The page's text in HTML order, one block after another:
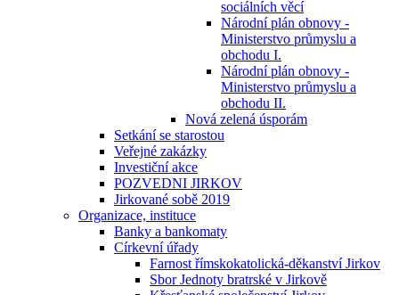
sociálních věcí
Národní plán obnovy -
Ministerstvo průmyslu a
obchodu I.
Národní plán obnovy -
Ministerstvo průmyslu a
obchodu II.
Nová zelená úsporám
Setkání se starostou
Veřejné zakázky
Investiční akce
POZVEDNI JIRKOV
Jirkované sobě 2019
Organizace, instituce
Banky a bankomaty
Církevní úřady
Farnost římskokatolická-děkanství Jirkov
Sbor Jednoty bratrské v Jirkově